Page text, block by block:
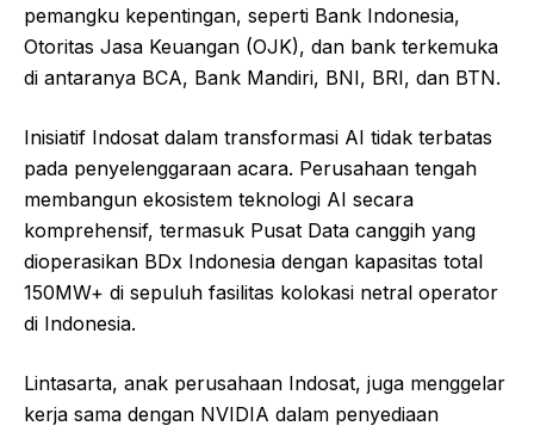
pemangku kepentingan, seperti Bank Indonesia,
Otoritas Jasa Keuangan (OJK), dan bank terkemuka
di antaranya BCA, Bank Mandiri, BNI, BRI, dan BTN.
Inisiatif Indosat dalam transformasi AI tidak terbatas
pada penyelenggaraan acara. Perusahaan tengah
membangun ekosistem teknologi AI secara
komprehensif, termasuk Pusat Data canggih yang
dioperasikan BDx Indonesia dengan kapasitas total
150MW+ di sepuluh fasilitas kolokasi netral operator
di Indonesia.
Lintasarta, anak perusahaan Indosat, juga menggelar
kerja sama dengan NVIDIA dalam penyediaan